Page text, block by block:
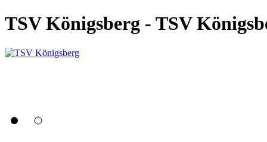
TSV Königsberg - TSV